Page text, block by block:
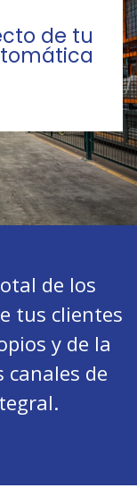
de tu
de los
tus clientes
y de la
canales de